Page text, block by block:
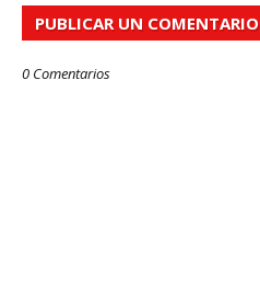
PUBLICAR UN COMENTARIO
0 Comentarios